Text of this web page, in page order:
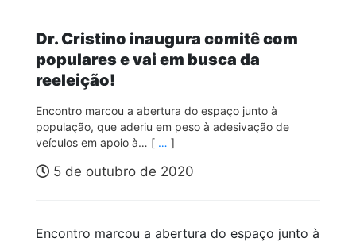
Dr. Cristino inaugura comitê com
populares e vai em busca da
reeleição!
Encontro marcou a abertura do espaço junto à
população, que aderiu em peso à adesivação de
veículos em apoio à… [ … ]
5 de outubro de 2020
Encontro marcou a abertura do espaço junto à